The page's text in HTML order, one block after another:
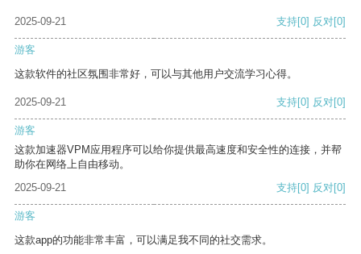
2025-09-21 支持[0] 反对[0]
游客
这款软件的社区氛围非常好，可以与其他用户交流学习心得。
2025-09-21 支持[0] 反对[0]
游客
这款加速器VPM应用程序可以给你提供最高速度和安全性的连接，并帮
助你在网络上自由移动。
2025-09-21
支持[0] 反对[0]
游客
这款app的功能非常丰富，可以满足我不同的社交需求。